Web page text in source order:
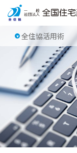
全住協活用術